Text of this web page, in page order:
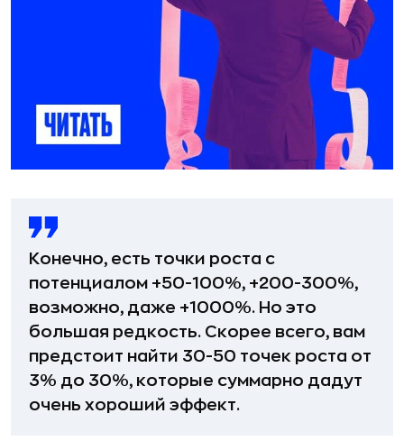
Конечно, есть точки роста с
потенциалом +50-100%, +200-300%,
возможно, даже +1000%. Но это
большая редкость. Скорее всего, вам
предстоит найти 30-50 точек роста от
3% до 30%, которые суммарно дадут
очень хороший эффект.